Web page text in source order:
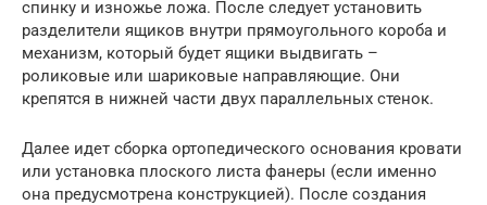
спинку и изножье ложа. После следует установить
разделители ящиков внутри прямоугольного короба и
механизм, который будет ящики выдвигать –
роликовые или шариковые направляющие. Они
крепятся в нижней части двух параллельных стенок.
Далее идет сборка ортопедического основания кровати
или установка плоского листа фанеры (если именно
она предусмотрена конструкцией). После создания